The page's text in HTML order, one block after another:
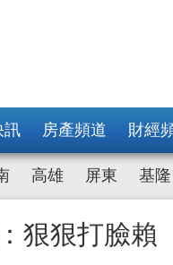
訊 房產頻道 財經
高雄 屏東 基隆
狠狠打臉賴